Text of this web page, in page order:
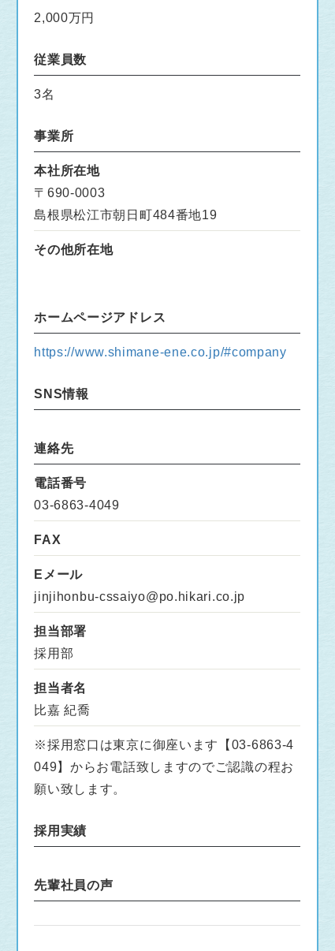
2,000万円
従業員数
3名
事業所
本社所在地
〒690-0003
島根県松江市朝日町484番地19
その他所在地
ホームページアドレス
https://www.shimane-ene.co.jp/#company
SNS情報
連絡先
電話番号
03-6863-4049
FAX
Eメール
jinjihonbu-cssaiyo@po.hikari.co.jp
担当部署
採用部
担当者名
比嘉 紀喬
※採用窓口は東京に御座います【03-6863-4
049】からお電話致しますのでご認識の程お
願い致します。
採用実績
先輩社員の声